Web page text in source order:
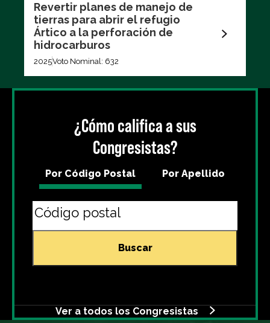
Revertir planes de manejo de
tierras para abrir el refugio
Ártico a la perforación de
hidrocarburos
2025Voto Nominal: 632
¿Cómo califica a sus
Congresistas?
Por Código Postal Por Apellido
Buscar
Ver a todos los Congresistas